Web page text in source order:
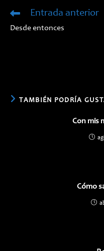
Leer
artículos
Entrada anterior
Desde entonces
TAMBIÉN PODRÍA
Con mis
Cómo